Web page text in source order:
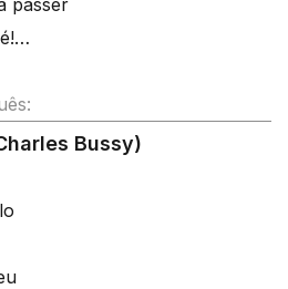
passer
Bussy)